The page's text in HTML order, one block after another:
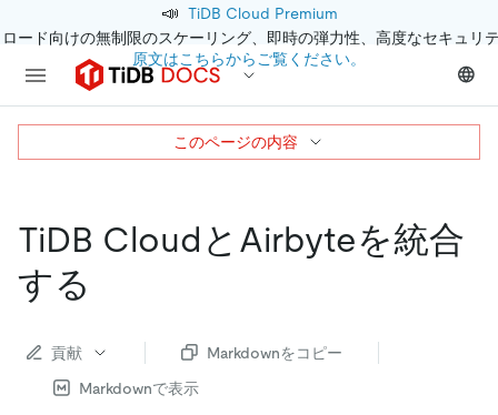
📣 TiDB Cloud Premium
ード向けの無制限のスケーリング、即時の弾力性、高度なセキュリ
原文はこちらからご覧ください。
TiDB CloudとAirbyteを統合
する
貢献
Markdownをコピー
Markdownで表示
このページの内容